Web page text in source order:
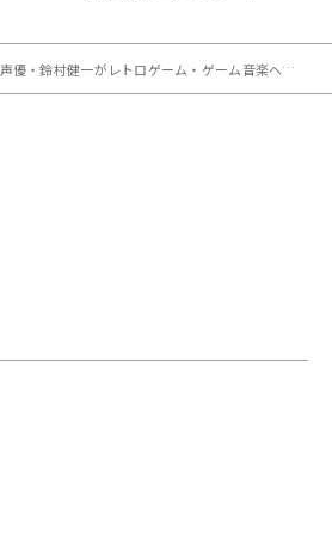
声優・鈴村健一がレトロゲーム・ゲーム音楽への愛を語る特番『好きがつながる！鈴村健一のゲーソン風雲児』2月13日（火）午後7時～放送決定！